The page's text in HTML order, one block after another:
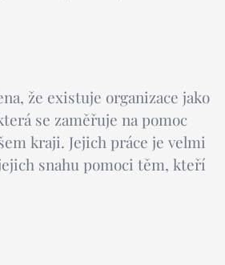
že existuje organizace jako
se zaměřuje na pomoc
kraji. Jejich práce je velmi
snahu pomoci těm, kteří